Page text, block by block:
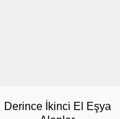
Derince İkinci El Eşya